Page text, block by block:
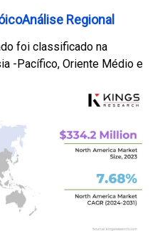
Regional
foi classificado na
-Pacífico, Oriente Médio e